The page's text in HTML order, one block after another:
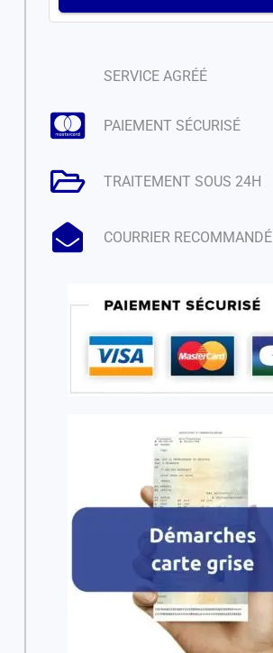
SERVICE AGRÉÉ
PAIEMENT SÉCURISÉ
TRAITEMENT SOUS 24H
COURRIER RECOMMANDÉ